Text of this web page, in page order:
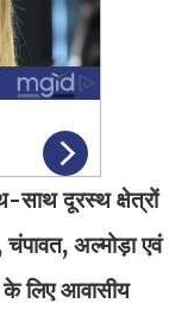
दूरस्थ क्षेत्रों
अल्मोड़ा एवं
के लिए आवासीय